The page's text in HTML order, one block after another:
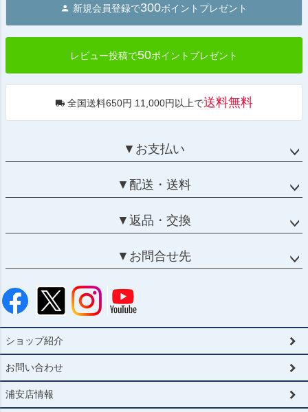
へ
新規会員登録で300ポイントプレゼント
レビュー投稿で50ポイントプレゼント
全国送料650円 11,000円以上で送料無料
▼お支払い
▼配送・送料
▼返品・交換
▼お問合せ先
ショップ紹介
お問い合わせ
浦安店情報